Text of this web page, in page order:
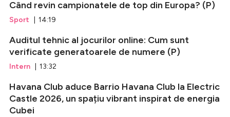
Când revin campionatele de top din Europa? (P)
Sport | 14:19
Auditul tehnic al jocurilor online: Cum sunt
verificate generatoarele de numere (P)
Intern | 13:32
Havana Club aduce Barrio Havana Club la Electric
Castle 2026, un spațiu vibrant inspirat de energia
Cubei